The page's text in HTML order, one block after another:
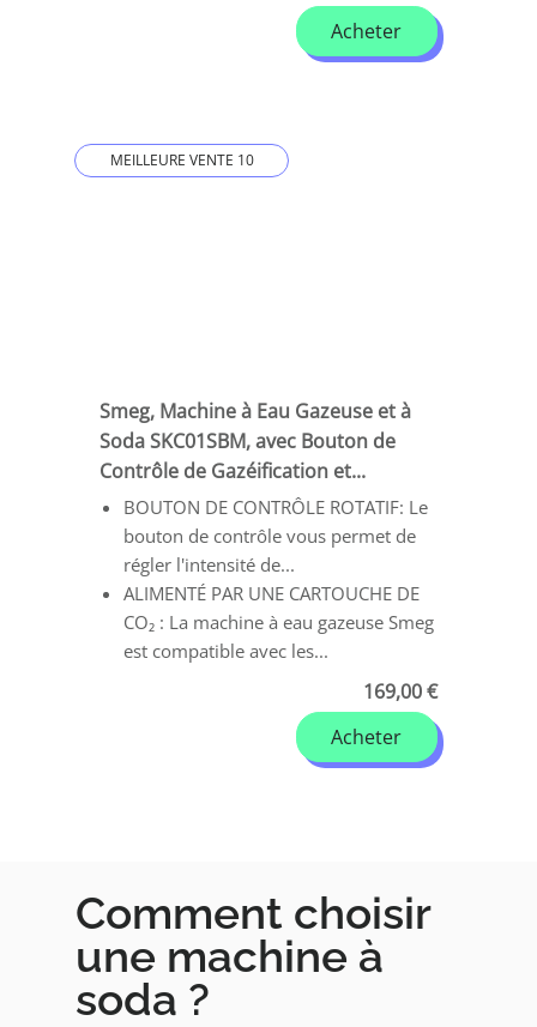
Acheter
MEILLEURE VENTE 10
Smeg, Machine à Eau Gazeuse et à
Soda SKC01SBM, avec Bouton de
Contrôle de Gazéification et...
BOUTON DE CONTRÔLE ROTATIF: Le
bouton de contrôle vous permet de
régler l'intensité de...
ALIMENTÉ PAR UNE CARTOUCHE DE
CO₂ : La machine à eau gazeuse Smeg
est compatible avec les...
169,00 €
Acheter
Comment choisir
une machine à
soda ?